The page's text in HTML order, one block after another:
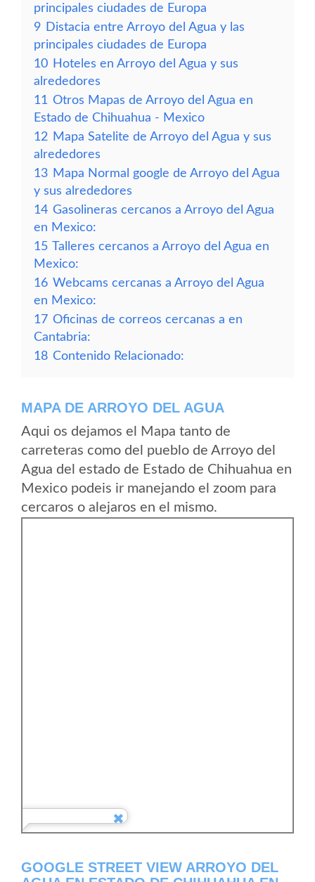
principales ciudades de Europa
9 Distacia entre Arroyo del Agua y las
principales ciudades de Europa
10 Hoteles en Arroyo del Agua y sus
alrededores
11 Otros Mapas de Arroyo del Agua en
Estado de Chihuahua - Mexico
12 Mapa Satelite de Arroyo del Agua y sus
alrededores
13 Mapa Normal google de Arroyo del Agua
y sus alrededores
14 Gasolineras cercanos a Arroyo del Agua
en Mexico:
15 Talleres cercanos a Arroyo del Agua en
Mexico:
16 Webcams cercanas a Arroyo del Agua
en Mexico:
17 Oficinas de correos cercanas a en
Cantabria:
18 Contenido Relacionado:
MAPA DE ARROYO DEL AGUA
Aqui os dejamos el Mapa tanto de
carreteras como del pueblo de Arroyo del
Agua del estado de Estado de Chihuahua en
Mexico podeis ir manejando el zoom para
cercaros o alejaros en el mismo.
GOOGLE STREET VIEW ARROYO DEL